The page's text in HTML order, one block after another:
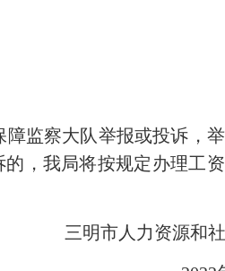
监察大队举报或投诉，
，我局将按规定办理工
三明市人力资源和社